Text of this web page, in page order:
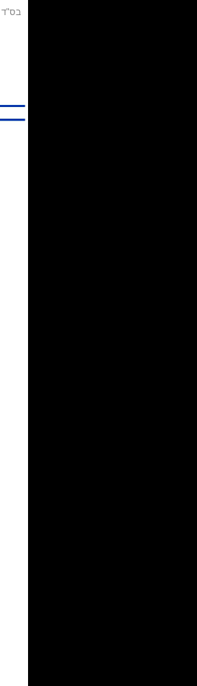
בס"ד